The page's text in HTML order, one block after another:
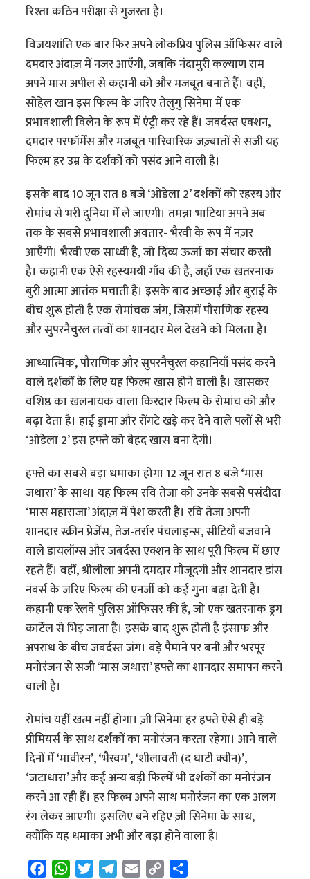
रिश्ता कठिन परीक्षा से गुजरता है।
विजयशांति एक बार फिर अपने लोकप्रिय पुलिस ऑफिसर वाले
दमदार अंदाज़ में नजर आएँगी, जबकि नंदामुरी कल्याण राम
अपने मास अपील से कहानी को और मजबूत बनाते हैं। वहीं,
सोहेल खान इस फिल्म के जरिए तेलुगु सिनेमा में एक
प्रभावशाली विलेन के रूप में एंट्री कर रहे हैं। जबर्दस्त एक्शन,
दमदार परफॉर्मेंस और मजबूत पारिवारिक जज़्बातों से सजी यह
फिल्म हर उम्र के दर्शकों को पसंद आने वाली है।
इसके बाद 10 जून रात 8 बजे ‘ओडेला 2’ दर्शकों को रहस्य और
रोमांच से भरी दुनिया में ले जाएगी। तमन्ना भाटिया अपने अब
तक के सबसे प्रभावशाली अवतार- भैरवी के रूप में नज़र
आएँगी। भैरवी एक साध्वी है, जो दिव्य ऊर्जा का संचार करती
है। कहानी एक ऐसे रहस्यमयी गाँव की है, जहाँ एक खतरनाक
बुरी आत्मा आतंक मचाती है। इसके बाद अच्छाई और बुराई के
बीच शुरू होती है एक रोमांचक जंग, जिसमें पौराणिक रहस्य
और सुपरनैचुरल तत्वों का शानदार मेल देखने को मिलता है।
आध्यात्मिक, पौराणिक और सुपरनैचुरल कहानियाँ पसंद करने
वाले दर्शकों के लिए यह फिल्म खास होने वाली है। खासकर
वशिष्ठ का खलनायक वाला किरदार फिल्म के रोमांच को और
बढ़ा देता है। हाई ड्रामा और रोंगटे खड़े कर देने वाले पलों से भरी
‘ओडेला 2’ इस हफ्ते को बेहद खास बना देगी।
हफ्ते का सबसे बड़ा धमाका होगा 12 जून रात 8 बजे ‘मास
जथारा’ के साथ। यह फिल्म रवि तेजा को उनके सबसे पसंदीदा
‘मास महाराजा’ अंदाज़ में पेश करती है। रवि तेजा अपनी
शानदार स्क्रीन प्रेजेंस, तेज-तर्रार पंचलाइन्स, सीटियाँ बजवाने
वाले डायलॉग्स और जबर्दस्त एक्शन के साथ पूरी फिल्म में छाए
रहते हैं। वहीं, श्रीलीला अपनी दमदार मौजूदगी और शानदार डांस
नंबर्स के जरिए फिल्म की एनर्जी को कई गुना बढ़ा देती हैं।
कहानी एक रेलवे पुलिस ऑफिसर की है, जो एक खतरनाक ड्रग
कार्टेल से भिड़ जाता है। इसके बाद शुरू होती है इंसाफ और
अपराध के बीच जबर्दस्त जंग। बड़े पैमाने पर बनी और भरपूर
मनोरंजन से सजी ‘मास जथारा’ हफ्ते का शानदार समापन करने
वाली है।
रोमांच यहीं खत्म नहीं होगा। ज़ी सिनेमा हर हफ्ते ऐसे ही बड़े
प्रीमियर्स के साथ दर्शकों का मनोरंजन करता रहेगा। आने वाले
दिनों में ‘मावीरन’, ‘भैरवम’, ‘शीलावती (द घाटी क्वीन)’,
‘जटाधारा’ और कई अन्य बड़ी फिल्में भी दर्शकों का मनोरंजन
करने आ रही हैं। हर फिल्म अपने साथ मनोरंजन का एक अलग
रंग लेकर आएगी। इसलिए बने रहिए ज़ी सिनेमा के साथ,
क्योंकि यह धमाका अभी और बड़ा होने वाला है।
F
W
T
T
E
C